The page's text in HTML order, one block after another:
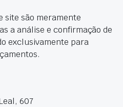
site são meramente
a análise e confirmação de
exclusivamente para
607